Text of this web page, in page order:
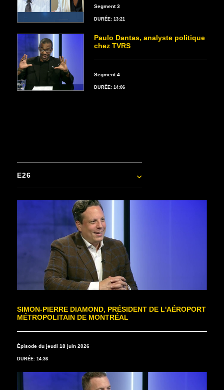
Segment 3
DURÉE: 13:21
Paulo Dantas, analyste politique
chez TVRS
Segment 4
DURÉE: 14:06
E26
SIMON-PIERRE DIAMOND, PRÉSIDENT DE L'AÉROPORT
MÉTROPOLITAIN DE MONTRÉAL
Épisode du jeudi 18 juin 2026
DURÉE: 14:36